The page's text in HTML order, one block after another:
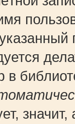
в